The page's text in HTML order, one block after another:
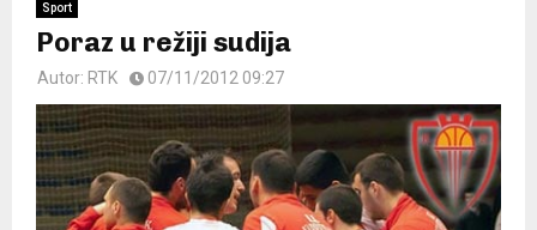
Sport
Poraz u režiji sudija
Autor: RTK 07/11/2012 09:27